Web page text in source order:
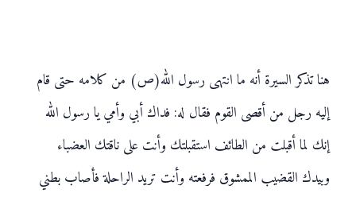
هنا تذكر السيرة أنه ما انتهى رسول الله(ص) من كلامه حتى قام
إليه رجل من أقصى القوم فقال له: فداك أبي وأمي يا رسول الله
إنك لما أقبلت من الطائف استقبلتك وأنت على ناقتك العضباء
وبيدك القضيب الممشوق فرفعته وأنت تريد الراحلة فأصاب بطني